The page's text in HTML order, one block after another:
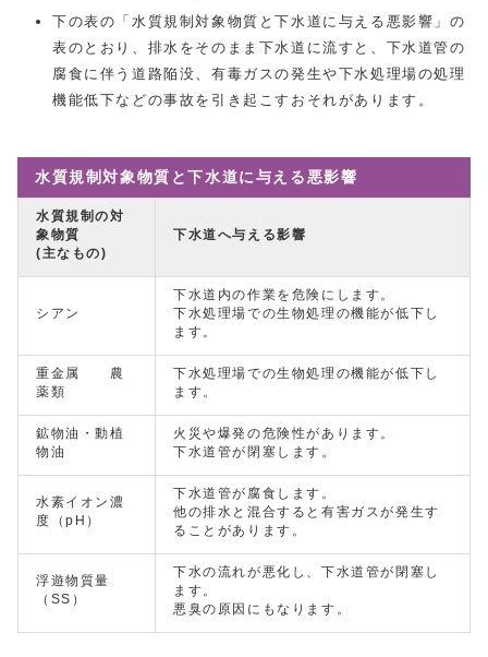
下の表の「水質規制対象物質と下水道に与える悪影響」の
表のとおり、排水をそのまま下水道に流すと、下水道管の
腐食に伴う道路陥没、有毒ガスの発生や下水処理場の処理
機能低下などの事故を引き起こすおそれがあります。
水質規制対象物質と下水道に与える悪影響
水質規制の対
象物質
(主なもの)
下水道へ与える影響
シアン
下水道内の作業を危険にします。
下水処理場での生物処理の機能が低下し
ます。
重金属 農
薬類
下水処理場での生物処理の機能が低下し
ます。
鉱物油・動植
物油
火災や爆発の危険性があります。
下水道管が閉塞します。
水素イオン濃
度（pH）
下水道管が腐食します。
他の排水と混合すると有害ガスが発生す
ることがあります。
浮遊物質量
（SS）
下水の流れが悪化し、下水道管が閉塞し
ます。
悪臭の原因にもなります。